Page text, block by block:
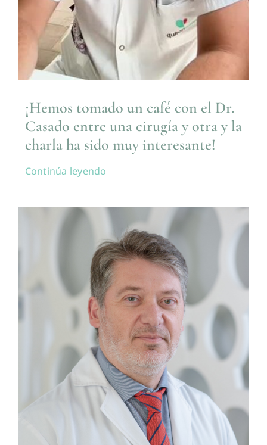
¡Hemos tomado un café con el Dr.
Casado entre una cirugía y otra y la
charla ha sido muy interesante!
Continúa leyendo